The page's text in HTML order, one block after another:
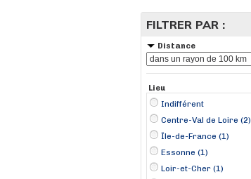
FILTRER PAR :
Distance
Lieu
Indifférent
Centre-Val de Loire (2)
Île-de-France (1)
Essonne (1)
Loir-et-Cher (1)